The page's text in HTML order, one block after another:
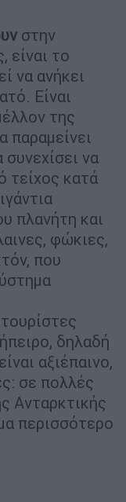
στην
είναι το
να ανήκει
Είναι
της
παραμείνει
να
τείχος κατά
πλανήτη και
φώκιες,
που
δηλαδή
αξιέπαινο,
σε πολλές
Ανταρκτικής
περισσότερο